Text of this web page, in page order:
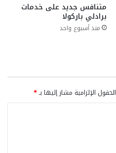
متنافس جديد على خدمات
برادلي باركولا
منذ أسبوع واحد
الحقول الإلزامية مشار إليها بـ*